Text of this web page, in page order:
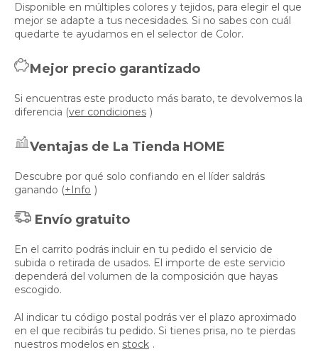
Disponible en múltiples colores y tejidos, para elegir el que
mejor se adapte a tus necesidades. Si no sabes con cuál
quedarte te ayudamos en el selector de Color.
Mejor precio garantizado
Si encuentras este producto más barato, te devolvemos la
diferencia (ver condiciones )
Ventajas de La Tienda HOME
Descubre por qué solo confiando en el líder saldrás
ganando (+Info )
Envío gratuito
En el carrito podrás incluir en tu pedido el servicio de
subida o retirada de usados. El importe de este servicio
dependerá del volumen de la composición que hayas
escogido.
Al indicar tu código postal podrás ver el plazo aproximado
en el que recibirás tu pedido. Si tienes prisa, no te pierdas
nuestros modelos en stock .